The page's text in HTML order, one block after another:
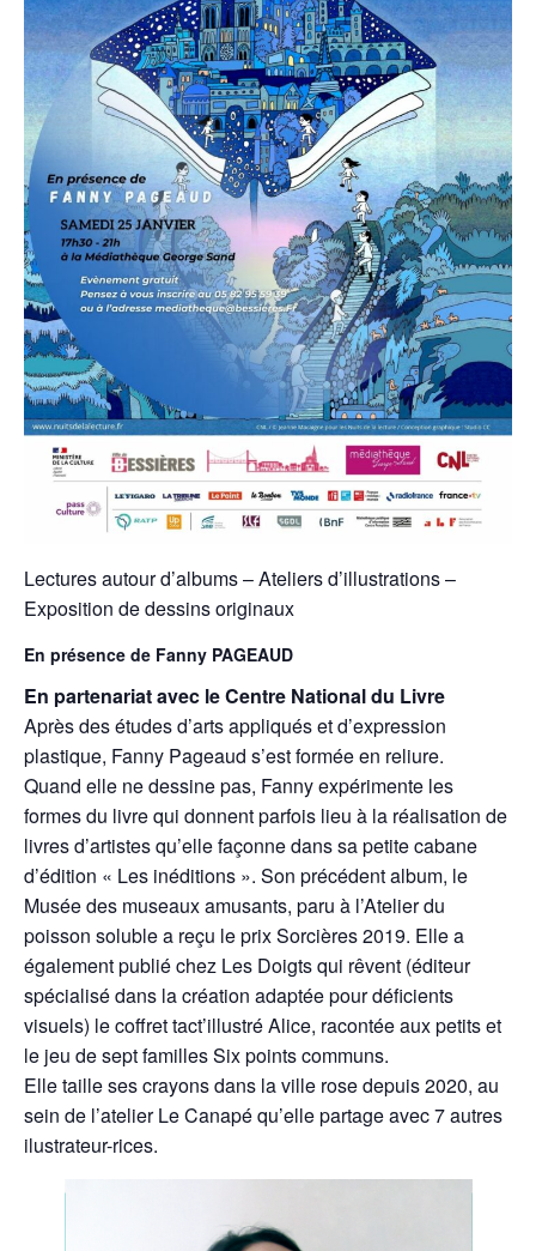
Lectures autour d’albums – Ateliers d’illustrations –
Exposition de dessins originaux
En présence de Fanny PAGEAUD
En partenariat avec le Centre National du Livre
Après des études d’arts appliqués et d’expression
plastique, Fanny Pageaud s’est formée en reliure.
Quand elle ne dessine pas, Fanny expérimente les
formes du livre qui donnent parfois lieu à la réalisation de
livres d’artistes qu’elle façonne dans sa petite cabane
d’édition « Les inéditions ». Son précédent album, le
Musée des museaux amusants, paru à l’Atelier du
poisson soluble a reçu le prix Sorcières 2019. Elle a
également publié chez Les Doigts qui rêvent (éditeur
spécialisé dans la création adaptée pour déficients
visuels) le coffret tact’illustré Alice, racontée aux petits et
le jeu de sept familles Six points communs.
Elle taille ses crayons dans la ville rose depuis 2020, au
sein de l’atelier Le Canapé qu’elle partage avec 7 autres
ilustrateur-rices.